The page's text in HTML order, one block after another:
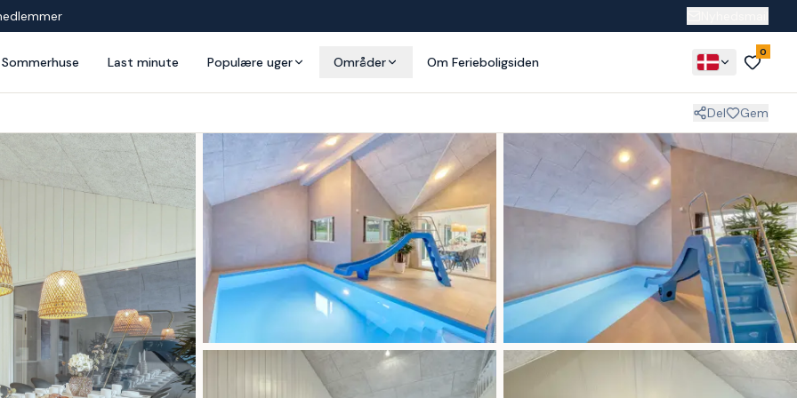
Sommerhuse Last minute Populære uger Områder Om Ferieboligsiden
0
Del Gem